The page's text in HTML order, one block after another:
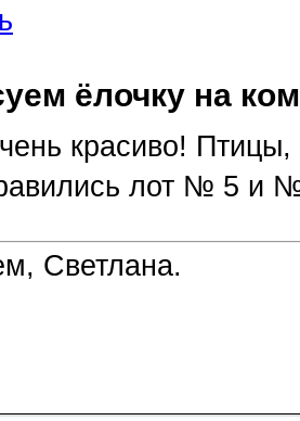
ёлочку на
красиво!
лот № 5 и
Светлана.